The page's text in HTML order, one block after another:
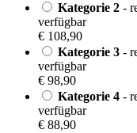
Kategorie 2 -
verfügbar
€ 108,90
Kategorie 3 -
verfügbar
€ 98,90
Kategorie 4 -
verfügbar
€ 88,90